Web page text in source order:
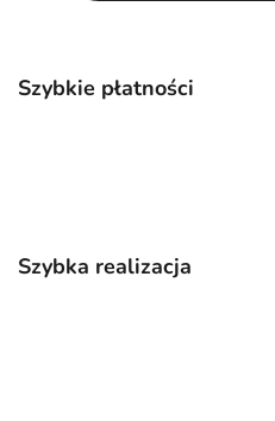
Szybkie płatności
Szybka realizacja